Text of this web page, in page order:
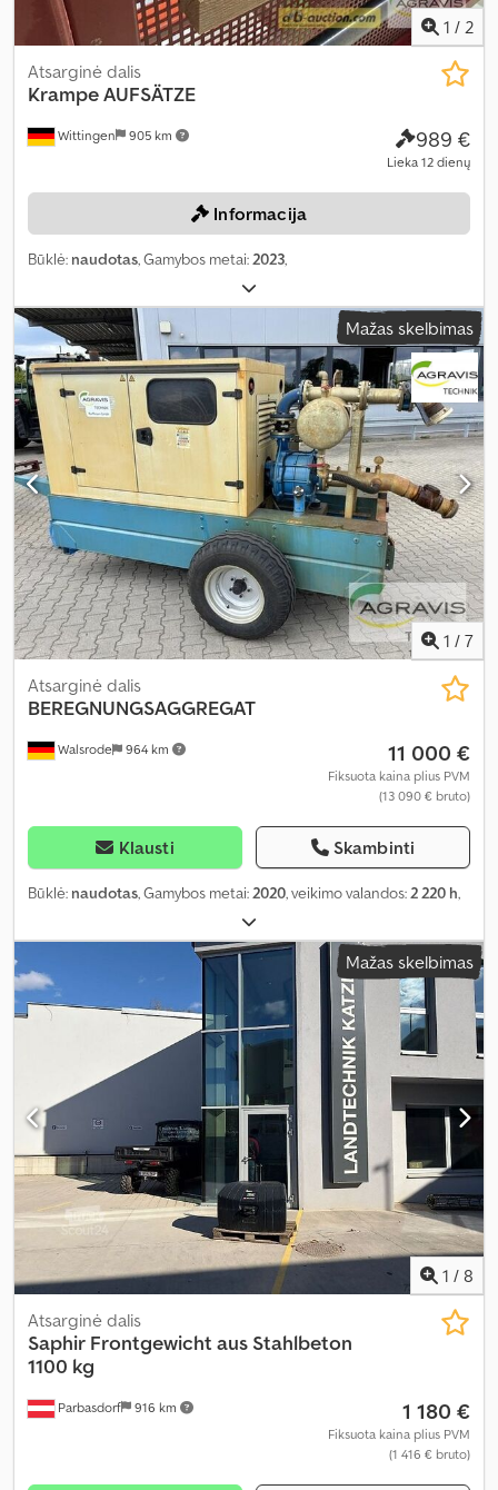
1 / 2
Wittingen 905 km
Atsarginė dalis
KrampeAUFSÄTZE
989 €
Lieka 12 dienų
Informacija
Būklė: naudotas, Gamybos metai:2023,
Mažas skelbimas
1 / 7
Walsrode 964 km
Atsarginė dalis
BEREGNUNGSAGGREGAT
11 000 €
Fiksuota kaina plius PVM
(13 090 € bruto)
Klausti Skambinti
Būklė: naudotas, Gamybos metai:2020, veikimo valandos:2 220 h,
Mažas skelbimas
1 / 8
Parbasdorf 916 km
Atsarginė dalis
Saphir Frontgewicht aus Stahlbeton
1100 kg
1 180 €
Fiksuota kaina plius PVM
(1 416 € bruto)